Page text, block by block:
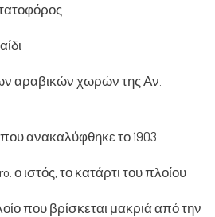
αραβικών χωρών της Αν.
ανακαλύφθηκε το 1903
ο ιστός, το κατάρτι του πλοίου
που βρίσκεται μακριά από την